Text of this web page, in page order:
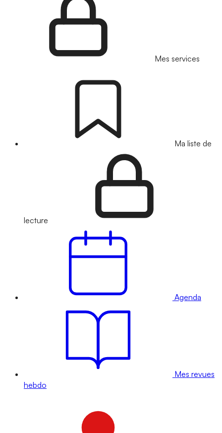
Mes services
Ma liste de
lecture
Agenda
Mes revues
hebdo